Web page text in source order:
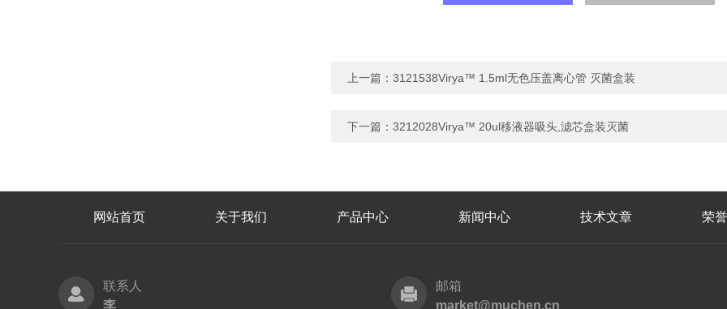
上一篇： 3121538Virya™ 1.5ml无色压盖离心管 灭菌盒装
下一篇： 3212028Virya™ 20ul移液器吸头,滤芯盒装灭菌
网站首页 关于我们 产品中心 新闻中心 技术文章 荣
联系人
李
邮箱
market@muchen.cn